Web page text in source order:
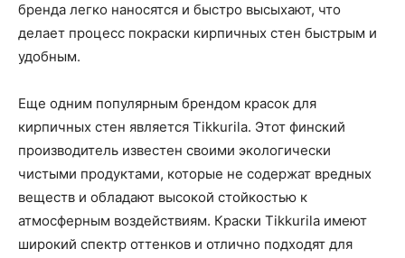
бренда легко наносятся и быстро высыхают, что
делает процесс покраски кирпичных стен быстрым и
удобным.
Еще одним популярным брендом красок для
кирпичных стен является Tikkurila. Этот финский
производитель известен своими экологически
чистыми продуктами, которые не содержат вредных
веществ и обладают высокой стойкостью к
атмосферным воздействиям. Краски Tikkurila имеют
широкий спектр оттенков и отлично подходят для